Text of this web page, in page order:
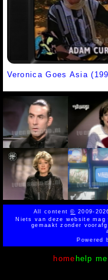
Veronica Goes Asia
All content© 2009-
Niets van deze website mag
gemaakt zonder
Powered
home help